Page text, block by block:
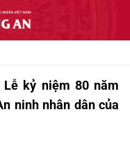
kỷ niệm 80 năm
ninh nhân dân của